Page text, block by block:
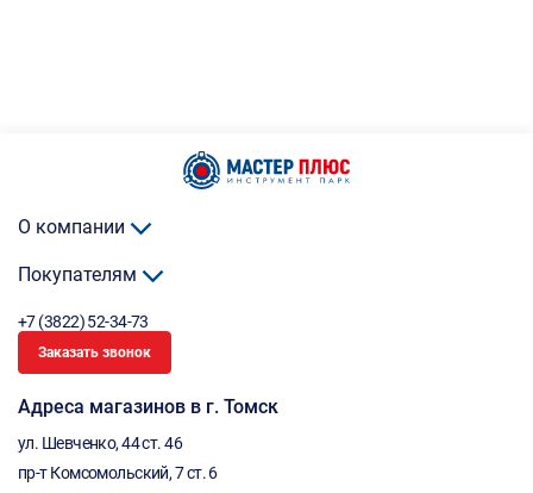
О компании
Покупателям
+7 (3822) 52-34-73
Заказать звонок
Адреса магазинов в г. Томск
ул. Шевченко, 44 ст. 46
пр-т Комсомольский, 7 ст. 6